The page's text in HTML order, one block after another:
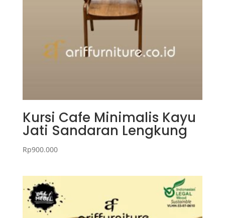
Kursi Cafe Minimalis Kayu
Jati Sandaran Lengkung
Rp900.000